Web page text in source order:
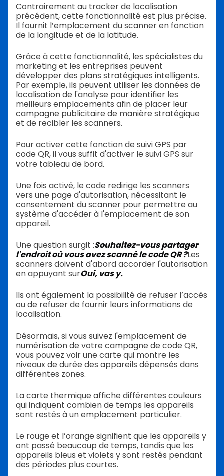
Contrairement au tracker de localisation
précédent, cette fonctionnalité est plus précise.
Il fournit l’emplacement du scanner en fonction
de la longitude et de la latitude.
Grâce à cette fonctionnalité, les spécialistes du
marketing et les entreprises peuvent
développer des plans stratégiques intelligents.
Par exemple, ils peuvent utiliser les données de
localisation de l'analyse pour identifier les
meilleurs emplacements afin de placer leur
campagne publicitaire de manière stratégique
et de recibler les scanners.
Pour activer cette fonction de suivi GPS par
code QR, il vous suffit d'activer le suivi GPS sur
votre tableau de bord.
Une fois activé, le code redirige les scanners
vers une page d'autorisation, nécessitant le
consentement du scanner pour permettre au
système d'accéder à l'emplacement de son
appareil.
Une question surgit :Souhaitez-vous partager
l'endroit où vous avez scanné le code QR ?Les
scanners doivent d'abord accorder l'autorisation
en appuyant surOui, vas y.
Ils ont également la possibilité de refuser l’accès
ou de refuser de fournir leurs informations de
localisation.
Désormais, si vous suivez l'emplacement de
numérisation de votre campagne de code QR,
vous pouvez voir une carte qui montre les
niveaux de durée des appareils dépensés dans
différentes zones.
La carte thermique affiche différentes couleurs
qui indiquent combien de temps les appareils
sont restés à un emplacement particulier.
Le rouge et l’orange signifient que les appareils y
ont passé beaucoup de temps, tandis que les
appareils bleus et violets y sont restés pendant
des périodes plus courtes.